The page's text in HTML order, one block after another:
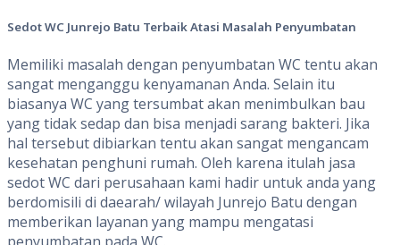
Sedot WC Junrejo Batu Terbaik Atasi Masalah Penyumbatan
Memiliki masalah dengan penyumbatan WC tentu akan
sangat menganggu kenyamanan Anda. Selain itu
biasanya WC yang tersumbat akan menimbulkan bau
yang tidak sedap dan bisa menjadi sarang bakteri. Jika
hal tersebut dibiarkan tentu akan sangat mengancam
kesehatan penghuni rumah. Oleh karena itulah jasa
sedot WC dari perusahaan kami hadir untuk anda yang
berdomisili di daearah/ wilayah Junrejo Batu dengan
memberikan layanan yang mampu mengatasi